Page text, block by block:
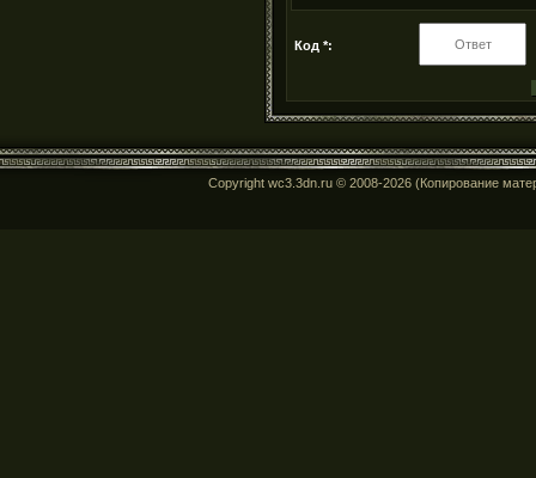
Код *:
Copyright wc3.3dn.ru © 2008-2026 (Копирование